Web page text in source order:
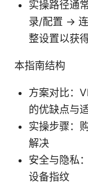
实操路径通
录/配置 ->
整设置以获
本指南结构
方案对比：
的优缺点与
实操步骤：
解决
安全与隐私
设备指纹